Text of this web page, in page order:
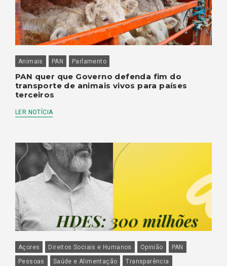
Animais PAN Parlamento
PAN quer que Governo defenda fim do
transporte de animais vivos para países
terceiros
LER NOTÍCIA
Açores Direitos Sociais e Humanos Opinião
PAN
Pessoas
Saúde e Alimentação Transparência